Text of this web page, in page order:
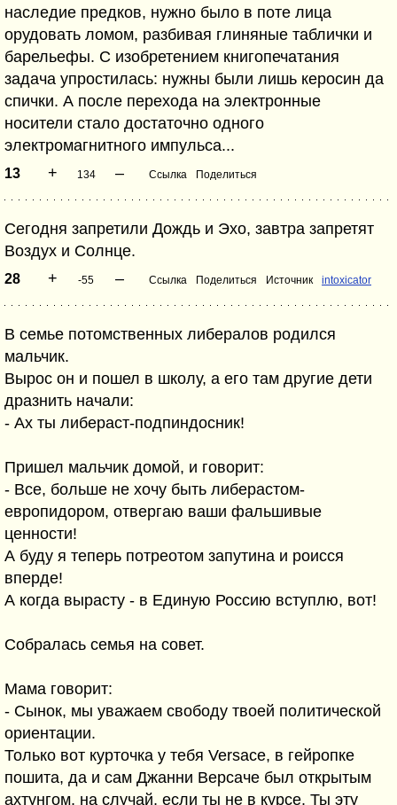
наследие предков, нужно было в поте лица
орудовать ломом, разбивая глиняные таблички и
барельефы. С изобретением книгопечатания
задача упростилась: нужны были лишь керосин да
спички. А после перехода на электронные
носители стало достаточно одного
электромагнитного импульса...
13 + 134 – Ссылка Поделиться
Сегодня запретили Дождь и Эхо, завтра запретят
Воздух и Солнце.
28 + -55 – Ссылка Поделиться Источник intoxicator
В семье потомственных либералов родился
мальчик.
Вырос он и пошел в школу, а его там другие дети
дразнить начали:
- Ах ты либераст-подпиндосник!
Пришел мальчик домой, и говорит:
- Все, больше не хочу быть либерастом-
европидором, отвергаю ваши фальшивые
ценности!
А буду я теперь потреотом запутина и роисся
вперде!
А когда вырасту - в Единую Россию вступлю, вот!
Собралась семья на совет.
Мама говорит:
- Сынок, мы уважаем свободу твоей политической
ориентации.
Только вот курточка у тебя Versace, в гейропке
пошита, да и сам Джанни Версаче был открытым
ахтунгом, на случай, если ты не в курсе. Ты эту